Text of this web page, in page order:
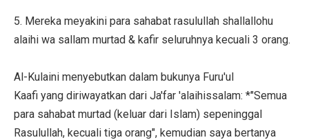
5. Mereka meyakini para sahabat rasulullah shallallohu
alaihi wa sallam murtad & kafir seluruhnya kecuali 3 orang.
Al-Kulaini menyebutkan dalam bukunya Furu'ul
Kaafi yang diriwayatkan dari Ja'far 'alaihissalam: *"Semua
para sahabat murtad (keluar dari Islam) sepeninggal
Rasulullah, kecuali tiga orang", kemudian saya bertanya